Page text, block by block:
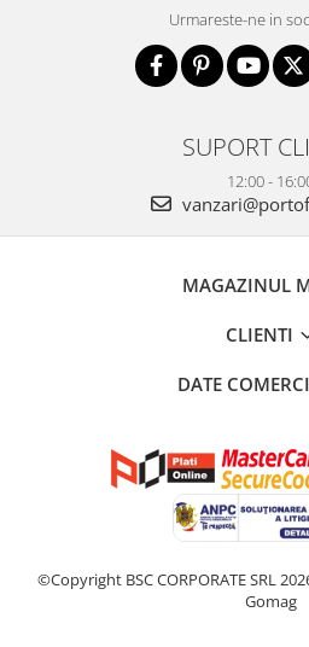
Urmareste-ne in
SUPORT
12:00 -
MAGAZINUL
CLIENTI
DATE
©Copyright BSC CORPORATE SRL
Gomag